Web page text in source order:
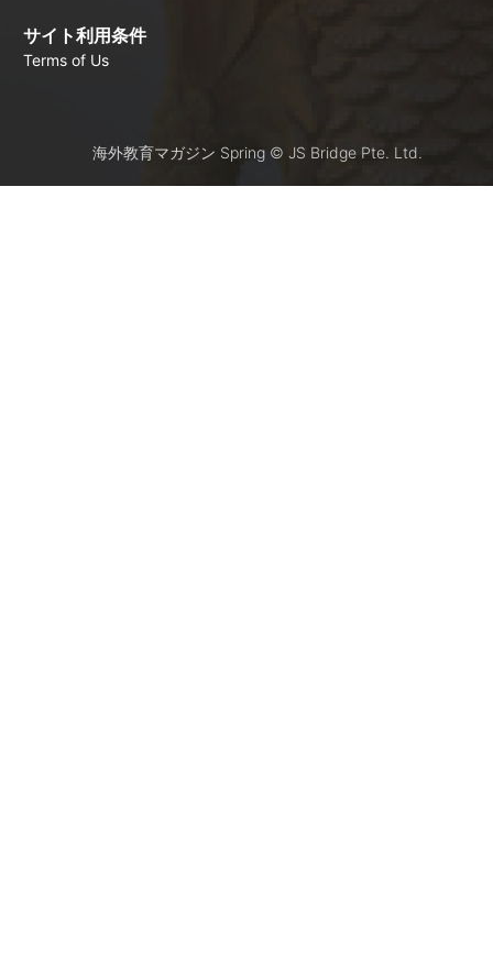
サイト利用条件
Terms of Us
海外教育マガジン Spring © JS Bridge Pte. Ltd.